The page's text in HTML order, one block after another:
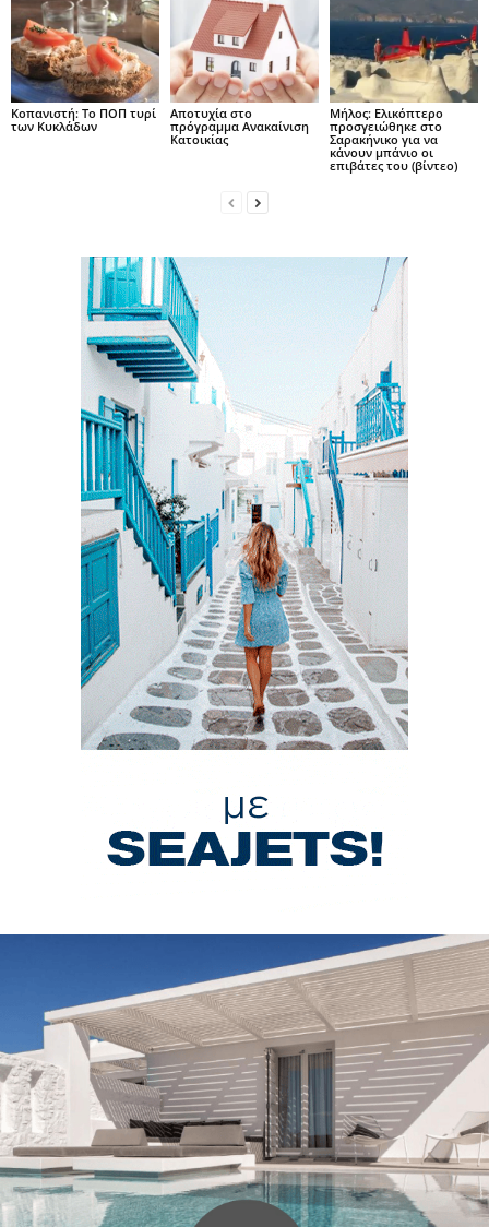
Κοπανιστή: Το ΠΟΠ τυρί
των Κυκλάδων
Αποτυχία στο
πρόγραμμα Ανακαίνιση
Κατοικίας
Μήλος: Ελικόπτερο
προσγειώθηκε στο
Σαρακήνικο για να
κάνουν μπάνιο οι
επιβάτες του (βίντεο)